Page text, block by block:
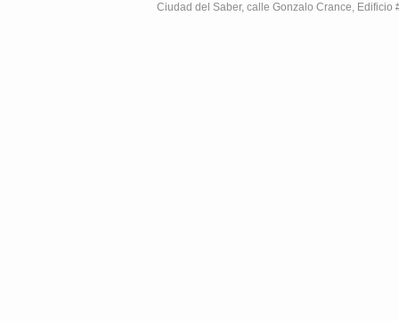
Ciudad del Saber, calle Gonzalo Crance,